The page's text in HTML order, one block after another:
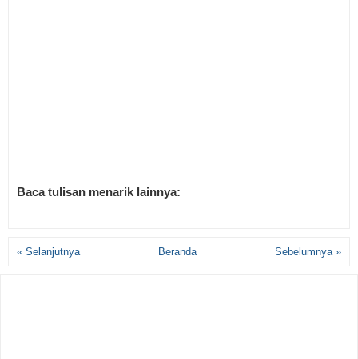
Baca tulisan menarik lainnya:
« Selanjutnya Sebelumnya »
Beranda